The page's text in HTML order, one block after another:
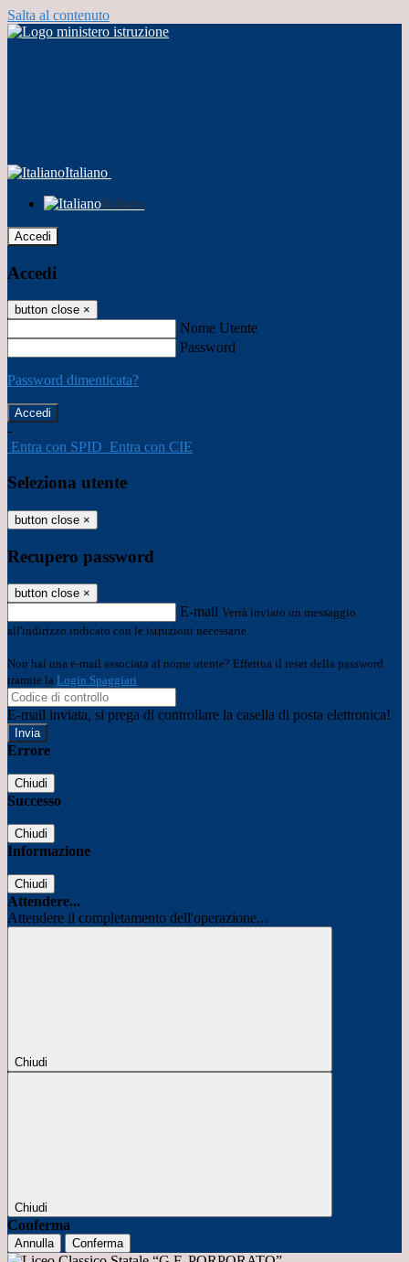
Salta al contenuto
Italiano
Italiano
Accedi
Accedi
button close ×
Nome Utente
Password
Password dimenticata?
-
Entra con SPID Entra con CIE
Seleziona utente
button close ×
Recupero password
button close ×
E-mail Verrà inviato un messaggio
all'indirizzo indicato con le istruzioni necessarie.
Non hai una e-mail associata al nome utente? Effettua il reset della password
tramite la Login Spaggiari
E-mail inviata, si prega di controllare la casella di posta elettronica!
Errore
Chiudi
Successo
Chiudi
Informazione
Chiudi
Attendere...
Attendere il completamento dell'operazione...
Chiudi
Chiudi
Conferma
Annulla Conferma